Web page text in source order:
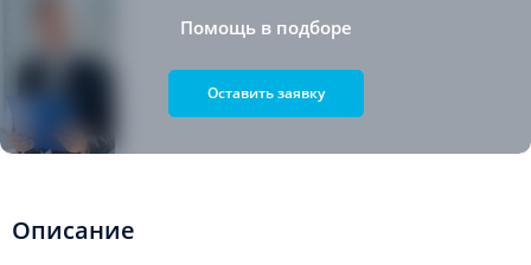
Помощь в подборе
Оставить заявку
Описание